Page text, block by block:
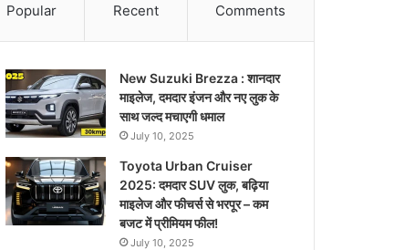
Popular Recent Comments
New Suzuki Brezza : शानदार
माइलेज, दमदार इंजन और नए लुक के
साथ जल्द मचाएगी धमाल
July 10, 2025
Toyota Urban Cruiser
2025: दमदार SUV लुक, बढ़िया
माइलेज और फीचर्स से भरपूर – कम
बजट में प्रीमियम फील!
July 10, 2025